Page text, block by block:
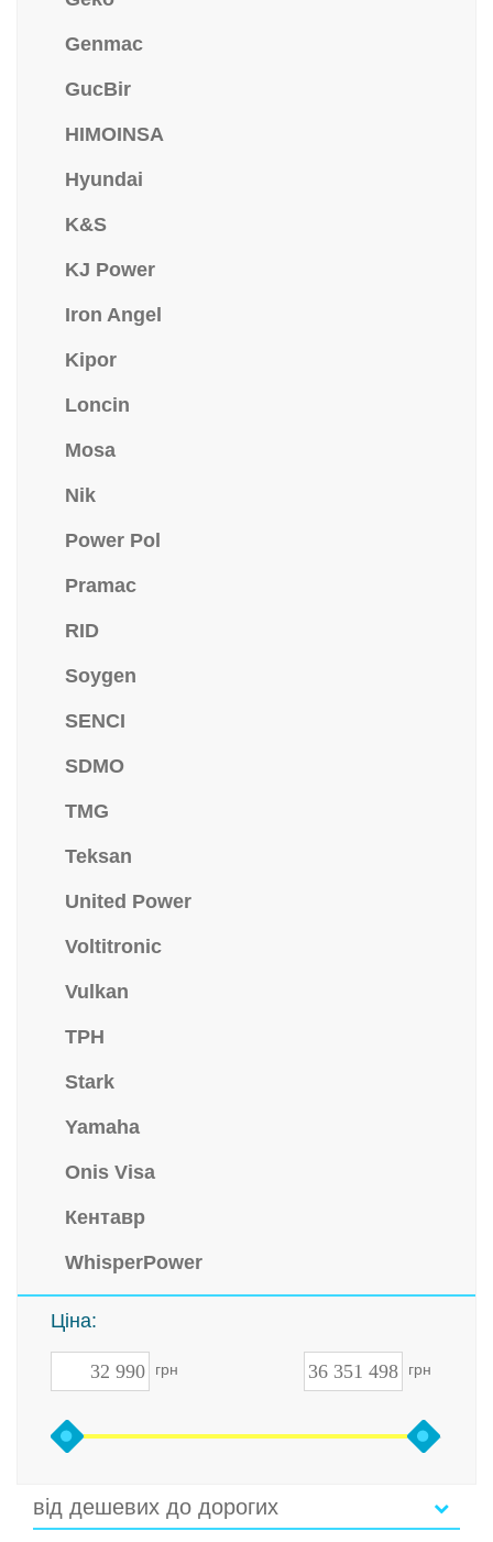
Genmac
GucBir
HIMOINSA
Hyundai
K&S
KJ Power
Iron Angel
Kipor
Loncin
Mosa
Nik
Power Pol
Pramac
RID
Soygen
SENCI
SDMO
TMG
Teksan
United Power
Voltitronic
Vulkan
TPH
Stark
Yamaha
Onis Visa
Кентавр
WhisperPower
Ціна:
грн грн
від дешевих до дорогих